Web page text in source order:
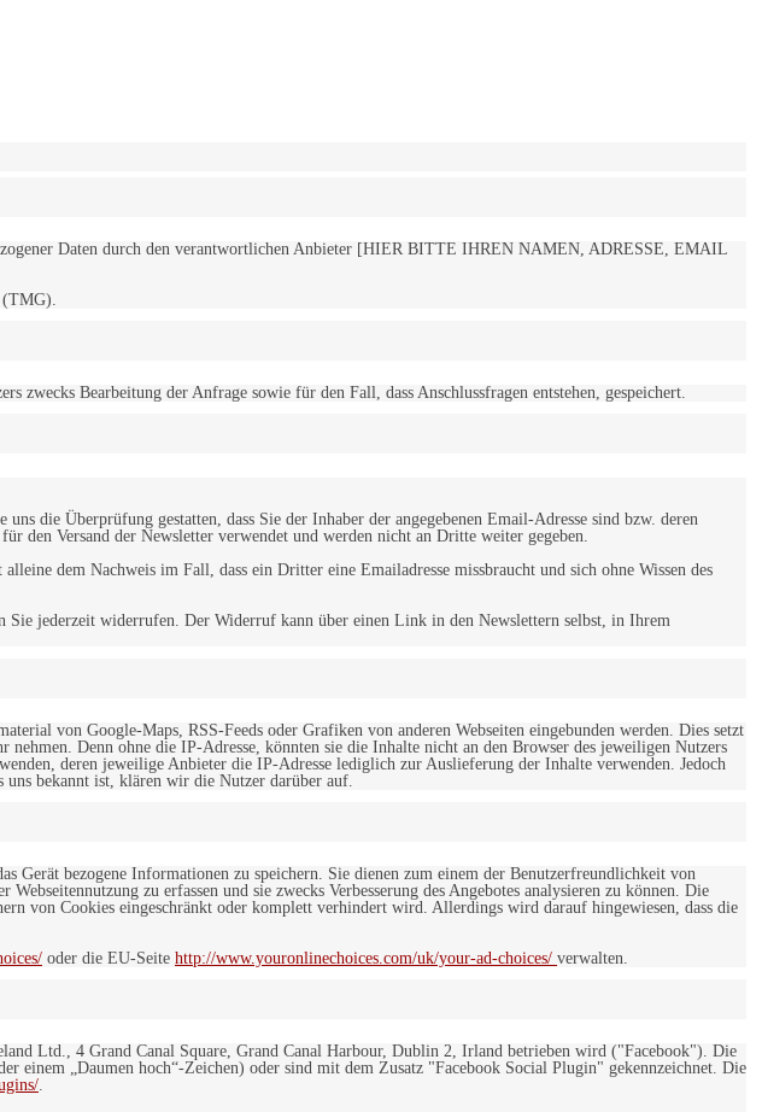
Daten durch den verantwortlichen Anbieter [HIER BITTE IHREN NAMEN, ADRESSE, EMAIL
Bearbeitung der Anfrage sowie für den Fall, dass Anschlussfragen entstehen, gespeichert.
die Überprüfung gestatten, dass Sie der Inhaber der angegebenen Email-Adresse sind bzw. deren
den Versand der Newsletter verwendet und werden nicht an Dritte weiter gegeben.
dem Nachweis im Fall, dass ein Dritter eine Emailadresse missbraucht und sich ohne Wissen des
jederzeit widerrufen. Der Widerruf kann über einen Link in den Newslettern selbst, in Ihrem
von Google-Maps, RSS-Feeds oder Grafiken von anderen Webseiten eingebunden werden. Dies setzt
Denn ohne die IP-Adresse, könnten sie die Inhalte nicht an den Browser des jeweiligen Nutzers
deren jeweilige Anbieter die IP-Adresse lediglich zur Auslieferung der Inhalte verwenden. Jedoch
bekannt ist, klären wir die Nutzer darüber auf.
Gerät bezogene Informationen zu speichern. Sie dienen zum einem der Benutzerfreundlichkeit von
zu erfassen und sie zwecks Verbesserung des Angebotes analysieren zu können. Die
von Cookies eingeschränkt oder komplett verhindert wird. Allerdings wird darauf hingewiesen, dass die
oder die EU-Seite http://www.youronlinechoices.com/uk/your-ad-choices/ verwalten.
Ltd., 4 Grand Canal Square, Grand Canal Harbour, Dublin 2, Irland betrieben wird ("Facebook"). Die
„Daumen hoch“-Zeichen) oder sind mit dem Zusatz "Facebook Social Plugin" gekennzeichnet. Die